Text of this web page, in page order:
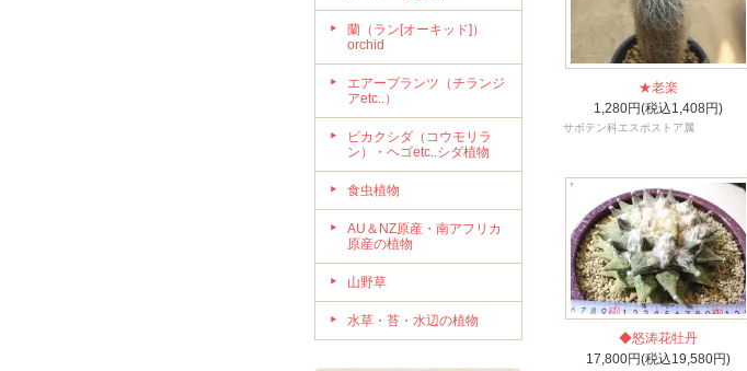
蘭（ラン[オーキッド]）
orchid
エアープランツ（チランジ
アetc..）
ビカクシダ（コウモリラ
ン）・ヘゴetc..シダ植物
食虫植物
AU＆NZ原産・南アフリカ
原産の植物
山野草
水草・苔・水辺の植物
★老楽
1,280円(税込1,408円)
サボテン科エスポストア属
◆怒涛花牡丹
17,800円(税込19,580円)